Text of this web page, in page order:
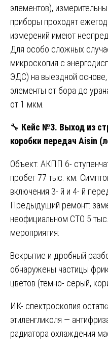
элементов),
приборы проходят
измерений имеют
Для особо сложных
микроскопия с
ЭДС) на выездной основе,
элементы от бора до
от 1 мкм.
🔧 Кейс №3. Выход из
коробки передач Aisin
Объект: АКПП 6-
пробег 77 тыс. км.
включения 3- й и 4- й
Предыдущий ремонт:
неофициальном СТО 5
мероприятия:
Вскрытие и дробный
обнаружены частицы
цветов (темно- серый,
ИК- спектроскопия
этиленгликоля —
радиатора охлаждения